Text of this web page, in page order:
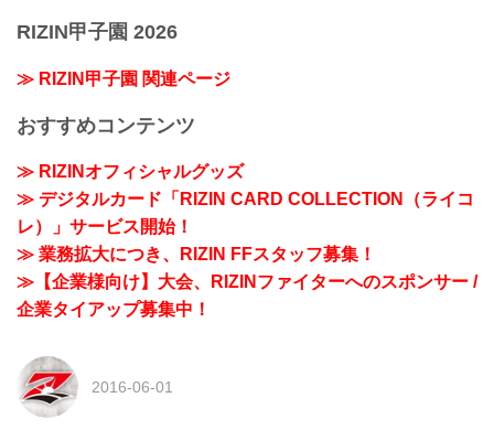
RIZIN甲子園 2026
≫ RIZIN甲子園 関連ページ
おすすめコンテンツ
≫ RIZINオフィシャルグッズ
≫ デジタルカード「RIZIN CARD COLLECTION（ライコ
レ）」サービス開始！
≫ 業務拡大につき、RIZIN FFスタッフ募集！
≫【企業様向け】大会、RIZINファイターへのスポンサー /
企業タイアップ募集中！
2016-06-01